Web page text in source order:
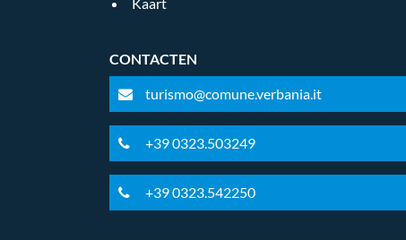
CONTACTEN
turismo@comune.verbania.it
+39 0323.503249
+39 0323.542250